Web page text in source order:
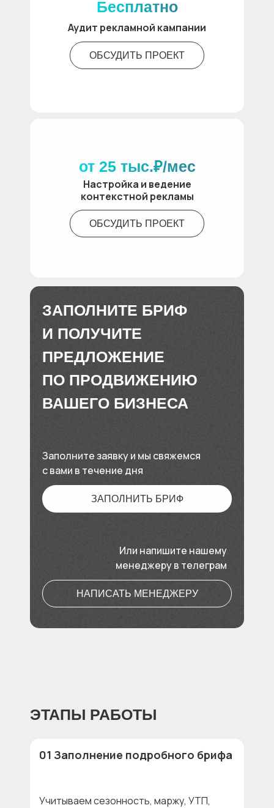
Настройка и ведение
контекстной рекламы
от 25 тыс.₽/мес
ОБСУДИТЬ ПРОЕКТ
Аудит рекламной кампании
Бесплатно
ОБСУДИТЬ ПРОЕКТ
НАПИСАТЬ МЕНЕДЖЕРУ
ЗАПОЛНИТЬ БРИФ
Или напишите нашему
менеджеру в телеграм
Заполните заявку и мы свяжемся
с вами в течение дня
ЗАПОЛНИТЕ БРИФ
И ПОЛУЧИТЕ
ПРЕДЛОЖЕНИЕ
ПО ПРОДВИЖЕНИЮ
ВАШЕГО БИЗНЕСА
ЭТАПЫ РАБОТЫ
Учитываем сезонность, маржу, УТП,
01 Заполнение подробного брифа